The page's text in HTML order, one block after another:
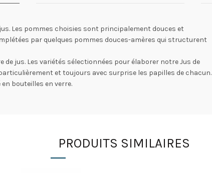
Les pommes choisies sont principalement douces et
par quelques pommes douces-amères qui structurent
de jus. Les variétés sélectionnées pour élaborer notre Jus de
et toujours avec surprise les papilles de chacun.
bouteilles en verre.
PRODUITS SIMILAIRES